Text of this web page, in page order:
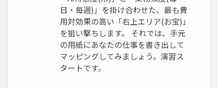
日・毎週)」を掛け合わせた、最も費
用対効果の高い「右上エリア(お宝)」
を狙い撃ちします。 それでは、手元
の用紙にあなたの仕事を書き出して
マッピングしてみましょう。演習ス
タートです。